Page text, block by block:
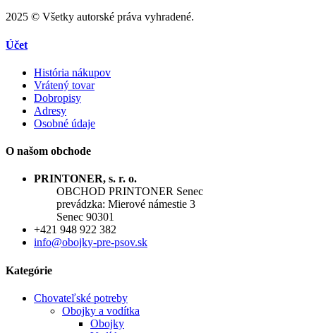
2025 © Všetky autorské práva vyhradené.
Účet
História nákupov
Vrátený tovar
Dobropisy
Adresy
Osobné údaje
O našom obchode
PRINTONER, s. r. o.
OBCHOD PRINTONER Senec
prevádzka: Mierové námestie 3
Senec 90301
+421 948 922 382
info@obojky-pre-psov.sk
Kategórie
Chovateľské potreby
Obojky a vodítka
Obojky